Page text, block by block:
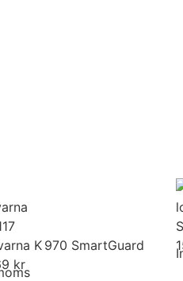
K 970 SmartGuard
kr